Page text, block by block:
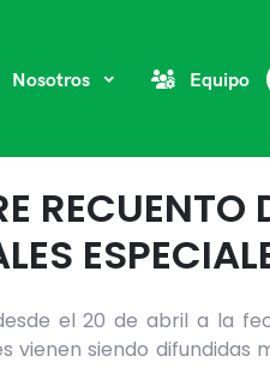
Nosotros Equipo
RECUENTO
el 20 de abril a la
vienen siendo difundidas